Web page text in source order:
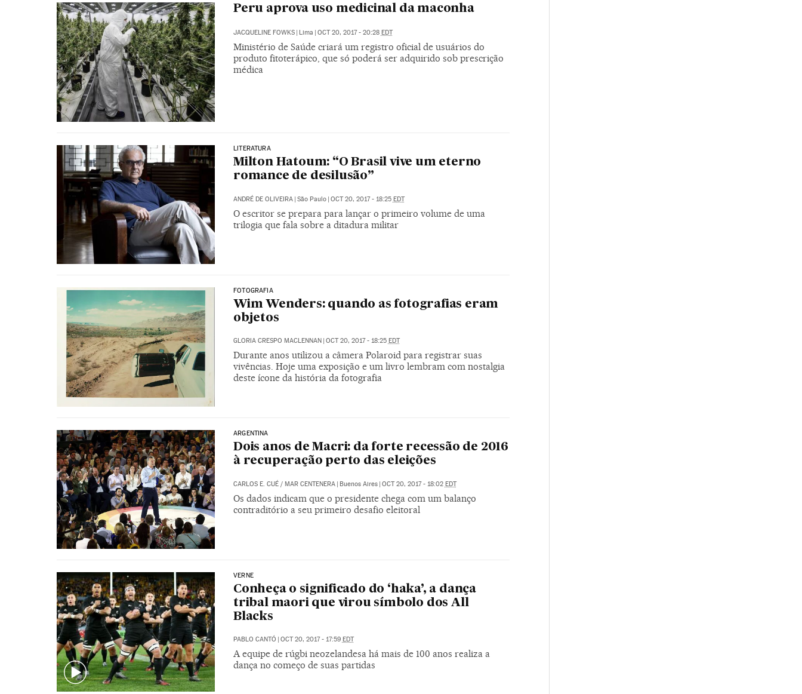
Peru aprova uso medicinal da maconha
JACQUELINE FOWKS Lima OCT 20, 2017 - 20:28 EDT
Ministério de Saúde criará um registro oficial de usuários do
produto fitoterápico, que só poderá ser adquirido sob prescrição
médica
LITERATURA
Milton Hatoum: “O Brasil vive um eterno
romance de desilusão”
ANDRÉ DE OLIVEIRA | São Paulo | OCT 20, 2017 - 18:25 EDT
O escritor se prepara para lançar o primeiro volume de uma
trilogia que fala sobre a ditadura militar
FOTOGRAFIA
Wim Wenders: quando as fotografias eram
objetos
GLORIA CRESPO MACLENNAN OCT 20, 2017 - 18:25 EDT
Durante anos utilizou a câmera Polaroid para registrar suas
vivências. Hoje uma exposição e um livro lembram com nostalgia
deste ícone da história da fotografia
ARGENTINA
Dois anos de Macri: da forte recessão de 2016
à recuperação perto das eleições
CARLOS E. CUÉ/ MAR CENTENERA | Buenos Aires | OCT 20, 2017 - 18:02 EDT
Os dados indicam que o presidente chega com um balanço
contraditório a seu primeiro desafio eleitoral
VERNE
Conheça o significado do ‘haka’, a dança
tribal maori que virou símbolo dos All
Blacks
PABLO CANTÓ | OCT 20, 2017 - 17:59 EDT
A equipe de rúgbi neozelandesa há mais de 100 anos realiza a
dança no começo de suas partidas